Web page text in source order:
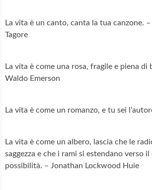
La vita è un canto, canta la tua canzone.
Tagore
La vita è come una rosa, fragile e piena di
Waldo Emerson
La vita è come un romanzo, e tu sei
La vita è come un albero, lascia che le
saggezza e che i rami si estendano verso il
possibilità. – Jonathan Lockwood Huie